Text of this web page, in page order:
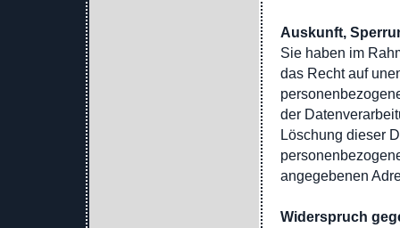
Auskunft,
Sie haben im
das Recht auf
der
Löschung dieser
angegebenen
Widerspruch